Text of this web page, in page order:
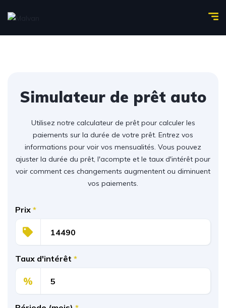
Simulateur de prêt auto
Utilisez notre calculateur de prêt pour calculer les
paiements sur la durée de votre prêt. Entrez vos
informations pour voir vos mensualités. Vous pouvez
ajuster la durée du prêt, l'acompte et le taux d'intérêt pour
voir comment ces changements augmentent ou diminuent
vos paiements.
Prix *
Taux d'intérêt *
%